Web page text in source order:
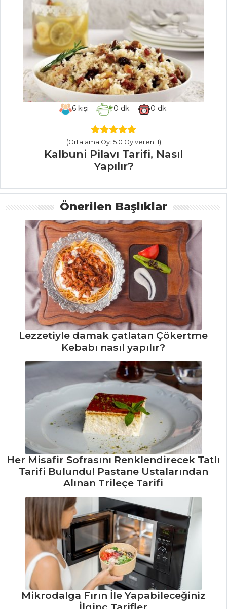
İÇECEKLER
Kızılcık Şerbeti
Tarifi, Nasıl Yapılır?
Reyhan Şerbeti
Tarifi, Nasıl Yapılır?
Elma Şerbeti
Tarifi, Nasıl Yapılır?
Yeşil Mercimek
Çorbası Tarifi, Nasıl
Havuçlu Şehriye
Çorbası Tarifi, Nasıl
Yapılır?
Tutmaç Çorbası
Tarifi, Nasıl Yapılır?
Çorbalar Tüm
Tarifleri
SOSLAR
Peynirli
Sahanaki Tarifi,
Nasıl Yapılır?
Hardal Tarifi,
Nasıl Yapılır?
Sofrito Tarifi,
Nasıl Yapılır?
Tüm Tarifleri
SEBZE
YEMEKLERI
Portakallı
Kereviz Tarifi, Nasıl
Yapılır?
6 kişi 0 dk. 0 dk.
(Ortalama Oy: 5.0 Oy veren: 1)
Kalbuni Pilavı Tarifi, Nasıl
Yapılır?
Önerilen Başlıklar
Lezzetiyle damak çatlatan Çökertme
Kebabı nasıl yapılır?
Her Misafir Sofrasını Renklendirecek Tatlı
Tarifi Bulundu! Pastane Ustalarından
Alınan Trileçe Tarifi
Mikrodalga Fırın İle Yapabileceğiniz